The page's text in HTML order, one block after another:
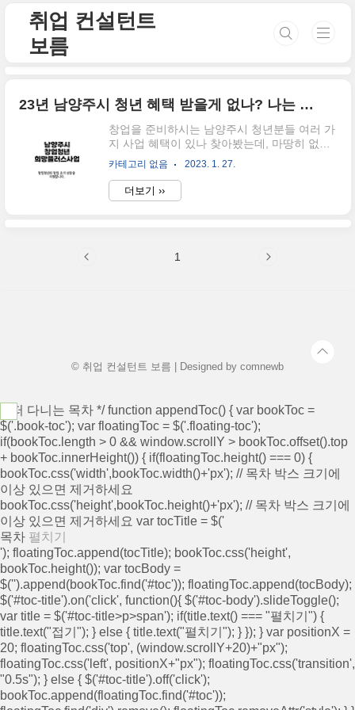
취업 컨설턴트
보름
23년 남양주시 청년 혜택 받을게 없나? 나는 창업 시작하려는데..
창업을 준비하시는 남양주시 청년분들 여러 가
지 사업 혜택이 있나 찾아봤는데, 마땅히 없다
고 느껴질 때가 있죠, 그래서 오늘은 창업청년
희망플러스 사업에 대해 이야기를 나눠보도록
하겠습니다. 물론 창업자만을 위한 이야기이
니, 취업을 준비하시는 분들 중, 창업도 고려하
3월~2023년 12월 (총 사업기간은 최대 2년까
카테고리 없음 2023. 1. 27.
더보기 ››
1
© 취업 컨설턴트 보름 | Designed by comnewb
/* 떠 다니는 목차 */ function appendToc() { var bookToc =
$('.book-toc'); var floatingToc = $('.floating-toc');
if(bookToc.length > 0 && window.scrollY > bookToc.offset().top
+ bookToc.innerHeight()) { if(floatingToc.height() === 0) {
bookToc.css('width',bookToc.width()+'px'); // 목차 박스 크기에
이상 있으면 제거하세요
bookToc.css('height',bookToc.height()+'px'); // 목차 박스 크기에
이상 있으면 제거하세요 var tocTitle = $('
목차 펼치기
'); floatingToc.append(tocTitle); bookToc.css('height',
bookToc.height()); var tocBody =
$('').append(bookToc.find('#toc')); floatingToc.append(tocBody);
$('#toc-title').on('click', function(){ $('#toc-body').slideToggle();
var title = $('#toc-title>p>span'); if(title.text() === "펼치기") {
title.text("접기"); } else { title.text("펼치기"); } }); } var positionX =
20; floatingToc.css('top', (window.scrollY+20)+"px");
floatingToc.css('left', positionX+"px"); floatingToc.css('transition',
"0.5s"); } else { $('#toc-title').off('click');
bookToc.append(floatingToc.find('#toc'));